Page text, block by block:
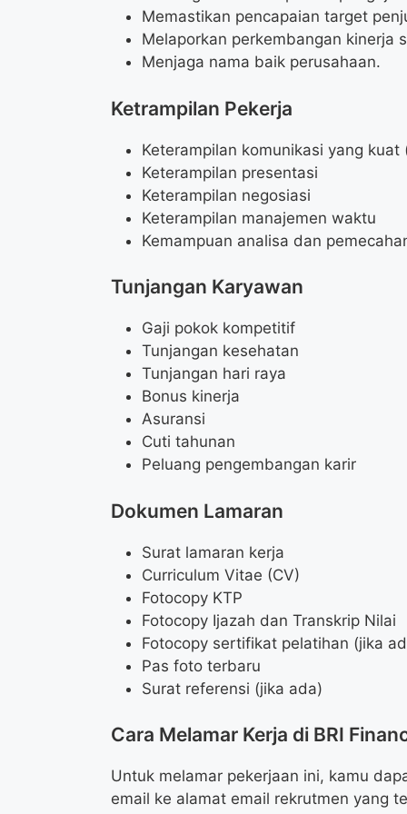
Memastikan pencapaian target
Melaporkan perkembangan kinerja
Menjaga nama baik perusahaan.
Ketrampilan Pekerja
Keterampilan komunikasi yang
Keterampilan presentasi
Keterampilan negosiasi
Keterampilan manajemen waktu
Kemampuan analisa dan
Tunjangan Karyawan
Gaji pokok kompetitif
Tunjangan kesehatan
Tunjangan hari raya
Bonus kinerja
Asuransi
Cuti tahunan
Peluang pengembangan karir
Dokumen Lamaran
Surat lamaran kerja
Curriculum Vitae (CV)
Fotocopy KTP
Fotocopy Ijazah dan Transkrip Nilai
Fotocopy sertifikat pelatihan (jika
Pas foto terbaru
Surat referensi (jika ada)
Cara Melamar Kerja di BRI
Untuk melamar pekerjaan ini, kamu
email ke alamat email rekrutmen yang